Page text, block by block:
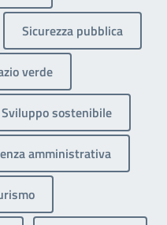
Sicurezza pubblica
verde
Sviluppo sostenibile
amministrativa